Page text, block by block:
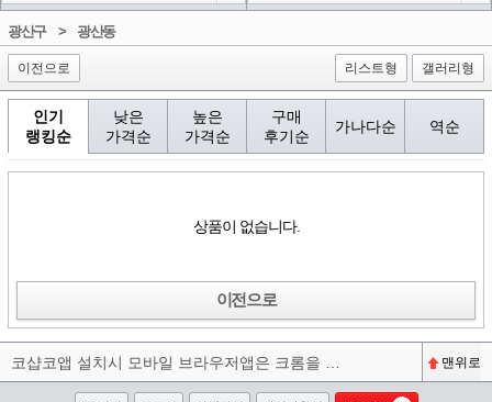
1
광산구> 광산동
이전으로 리스트형 갤러리형
인기
랭킹순
낮은
가격순
높은
가격순
구매
후기순
가나다순 역순
상품이 없습니다.
이전으로
맨위로